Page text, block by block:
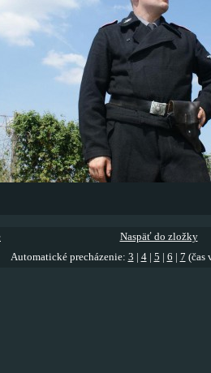
Naspäť do zložky
Automatické precházenie: 3 4| 5 6 7 (čas